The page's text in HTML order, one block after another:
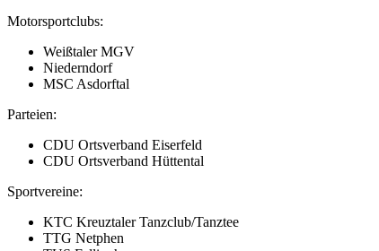
Motorsportclubs:
Weißtaler MGV
Niederndorf
MSC Asdorftal
Parteien:
CDU Ortsverband Eiserfeld
CDU Ortsverband Hüttental
Sportvereine:
KTC Kreuztaler Tanzclub/Tanztee
TTG Netphen